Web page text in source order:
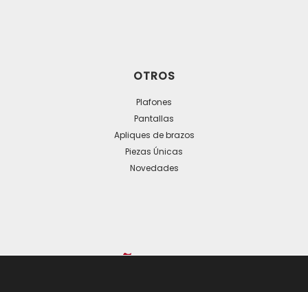
OTROS
Plafones
Pantallas
Apliques de brazos
Piezas Únicas
Novedades